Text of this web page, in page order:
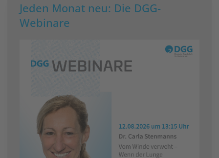
Jeden Monat neu: Die DGG-
Webinare